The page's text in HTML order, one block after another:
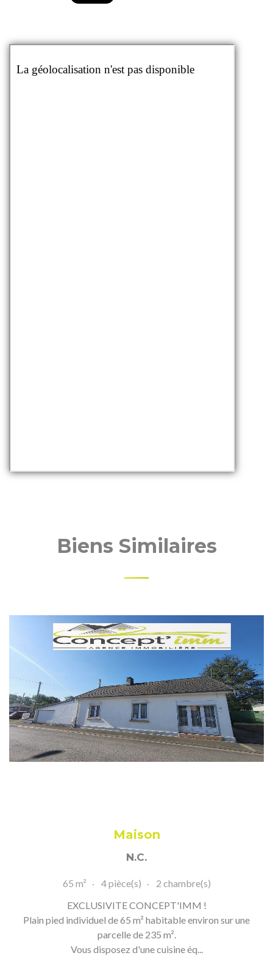
Biens Similaires
Maison
N.C.
65 m² 4 pièce(s)
2 chambre(s)
EXCLUSIVITE CONCEPT'IMM !
Plain pied individuel de 65 m² habitable environ sur une
parcelle de 235 m².
Vous disposez d'une cuisine éq...